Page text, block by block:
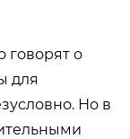
говорят о
для
Но в